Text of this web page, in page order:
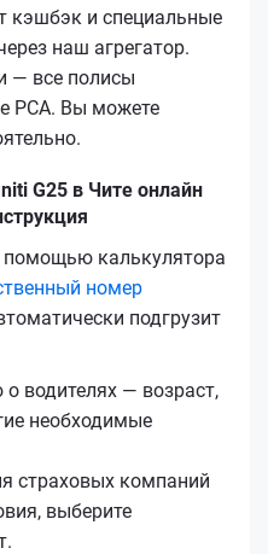
кэшбэк и специальные
наш агрегатор.
— все полисы
РСА. Вы можете
G25 в Чите онлайн
помощью калькулятора
номер
подгрузит
водителях — возраст,
необходимые
страховых компаний
выберите